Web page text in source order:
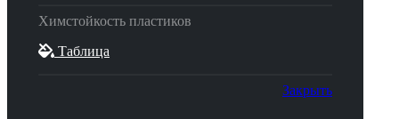
Химстойкость пластиков
Таблица
Закрыть